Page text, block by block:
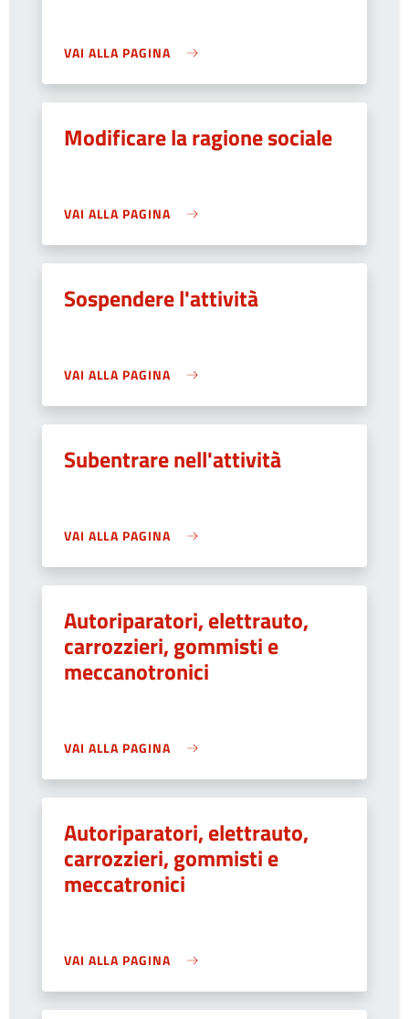
VAI ALLA PAGINA
Modificare la ragione sociale
VAI ALLA PAGINA
Sospendere l'attività
VAI ALLA PAGINA
Subentrare nell'attività
VAI ALLA PAGINA
Autoriparatori, elettrauto,
carrozzieri, gommisti e
meccanotronici
VAI ALLA PAGINA
Autoriparatori, elettrauto,
carrozzieri, gommisti e
meccatronici
VAI ALLA PAGINA